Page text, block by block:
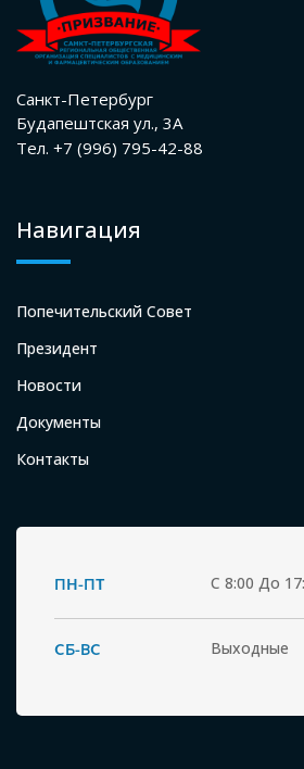
Санкт-Петербург
Будапештская ул., 3А
Тел. +7 (996) 795-42-88
Навигация
Попечительский Совет
Президент
Новости
Документы
Контакты
ПН-ПТ С 8:00 До
СБ-ВС Выходные